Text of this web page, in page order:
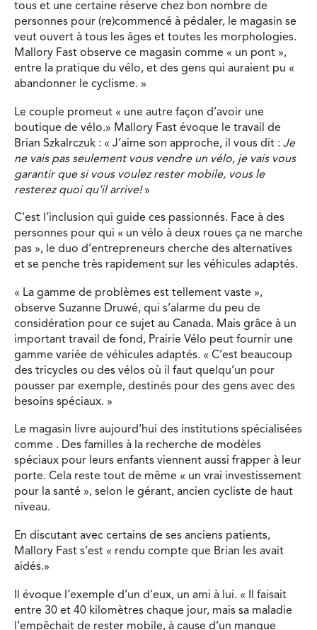
tous et une certaine réserve chez bon nombre de
personnes pour (re)commencé à pédaler, le magasin se
veut ouvert à tous les âges et toutes les morphologies.
Mallory Fast observe ce magasin comme « un pont »,
entre la pratique du vélo, et des gens qui auraient pu «
abandonner le cyclisme. »
Le couple promeut « une autre façon d’avoir une
boutique de vélo.» Mallory Fast évoque le travail de
Brian Szkalrczuk : « J’aime son approche, il vous dit : Je
ne vais pas seulement vous vendre un vélo, je vais vous
garantir que si vous voulez rester mobile, vous le
resterez quoi qu’il arrive!»
C’est l’inclusion qui guide ces passionnés. Face à des
personnes pour qui « un vélo à deux roues ça ne marche
pas », le duo d’entrepreneurs cherche des alternatives
et se penche très rapidement sur les véhicules adaptés.
« La gamme de problèmes est tellement vaste »,
observe Suzanne Druwé, qui s’alarme du peu de
considération pour ce sujet au Canada. Mais grâce à un
important travail de fond, Prairie Vélo peut fournir une
gamme variée de véhicules adaptés. « C’est beaucoup
des tricycles ou des vélos où il faut quelqu’un pour
pousser par exemple, destinés pour des gens avec des
besoins spéciaux. »
Le magasin livre aujourd’hui des institutions spécialisées
comme . Des familles à la recherche de modèles
spéciaux pour leurs enfants viennent aussi frapper à leur
porte. Cela reste tout de même « un vrai investissement
pour la santé », selon le gérant, ancien cycliste de haut
niveau.
En discutant avec certains de ses anciens patients,
Mallory Fast s’est « rendu compte que Brian les avait
aidés.»
Il évoque l’exemple d’un d’eux, un ami à lui. « Il faisait
entre 30 et 40 kilomètres chaque jour, mais sa maladie
l’empêchait de rester mobile, à cause d’un manque